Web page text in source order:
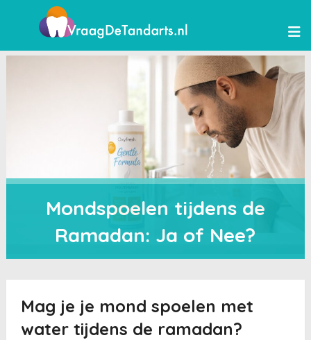
Mondspoelen tijdens de
Ramadan: Ja of Nee?
Mag je je mond spoelen met
water tijdens de ramadan?